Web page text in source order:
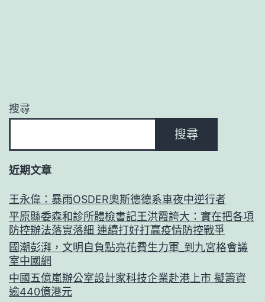
搜尋
搜尋
近期文章
王永偉：暴雨OSDER奧斯德德系車夜中逆行者
平原縣委森和診所體檢書記王洪霞誇大：實在把各項
防控辦法落實落細 連續打好打贏疫情防控戰爭
國潮彭湃，文明自負點亮花費生力軍_到九宮格會議
室中國網
中國五億嵐辦公室設計家科技企業赴港上市 擬籌資
逾440億港元